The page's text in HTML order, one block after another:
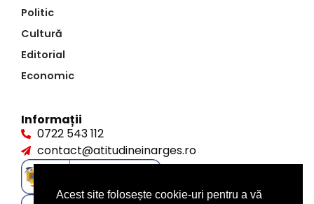
Politic
Cultură
Editorial
Economic
Informații
0722 543 112
contact@atitudineinarges.ro
Acest site folosește cookie-uri pentru a vă